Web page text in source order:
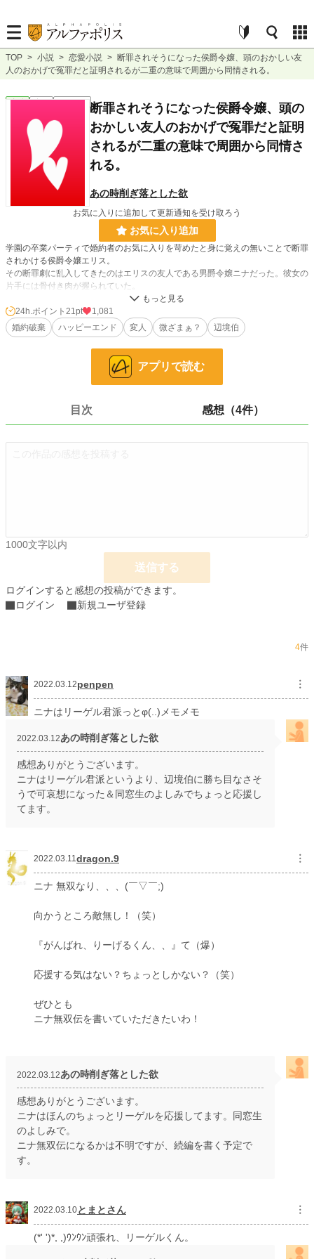
TOP > 小説 > 恋愛小説 > 断罪されそうになった侯爵令嬢、頭のおかしい友
人のおかげで冤罪だと証明されるが二重の意味で周囲から同情される。
恋愛 完結 ｼｮｰﾄｼｮｰﾄ
断罪されそうになった侯爵令嬢、頭の
おかしい友人のおかげで冤罪だと証明
されるが二重の意味で周囲から同情さ
れる。
あの時削ぎ落とした欲
お気に入りに追加して更新通知を受け取ろう
お気に入り追加
学園の卒業パーティで婚約者のお気に入りを苛めたと身に覚えの無いことで断罪
されかける侯爵令嬢エリス。
その断罪劇に乱入してきたのはエリスの友人である男爵令嬢ニナだった。彼女の
片手には骨付き肉が握られていた。
小説 26,442 位 / 228,874 件
6,658
月間ポイント 392 pt (39,023 位)
7,830 pt (36,250 位)
累計ポイント 112,362 pt (28,417 位)
24h.ポイント 21pt
1,081
婚約破棄
ハッピーエンド 変人 微ざまぁ？ 辺境伯
アプリで読む
目次 感想（4件）
1000文字以内
送信する
ログインすると感想の投稿ができます。
ログイン
新規ユーザ登録
4件
2022.03.12penpen ︙
ニナはリーゲル君派っとφ(..)メモメモ
2022.03.12あの時削ぎ落とした欲
感想ありがとうございます。
ニナはリーゲル君派というより、辺境伯に勝ち目なさそ
うで可哀想になった＆同窓生のよしみでちょっと応援し
てます。
2022.03.11dragon.9 ︙
ニナ 無双なり、、、(￣▽￣;)
向かうところ敵無し！（笑）
『がんばれ、りーげるくん、、』て（爆）
応援する気はない？ちょっとしかない？（笑）
ぜひとも
ニナ無双伝を書いていただきたいわ！
2022.03.12あの時削ぎ落とした欲
感想ありがとうございます。
ニナはほんのちょっとリーゲルを応援してます。同窓生
のよしみで。
ニナ無双伝になるかは不明ですが、続編を書く予定で
す。
2022.03.10とまとさん ︙
(*' ')*, ,)ｳﾝｳﾝ頑張れ、リーゲルくん。